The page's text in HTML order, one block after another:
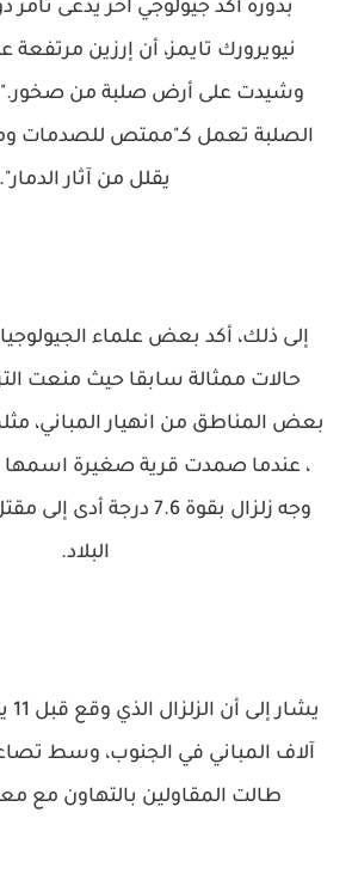
بدوره أكد جيولوجي آخر يدعى تامر
نيويرورك تايمز، أن إرزين
وشيدت على أرض صلبة من صخور."
الصلبة تعمل كـ"ممتص للصدمات
يقلل من آثار الدمار".
إلى ذلك، أكد بعض علماء
حالات ممثالة سابقا حيث منعت
، عندما صمدت قرية صغيرة
وجه زلزال بقوة 7.6 درجة
البلاد.
آلاف المباني في الجنوب، وسط
طالت المقاولين بالتهاون مع